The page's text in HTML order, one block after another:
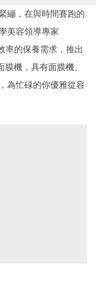
繃，在與時間賽跑的
美容領導專家
率的保養需求，推出
膜機，具有面膜機、
為忙碌的你優雅從容